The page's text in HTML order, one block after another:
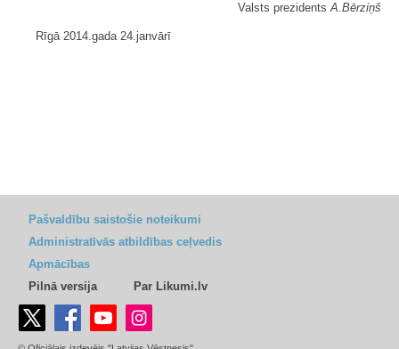
Valsts prezidentsA.Bērziņš
Rīgā 2014.gada 24.janvārī
Pašvaldību saistošie noteikumi
Administratīvās atbildības ceļvedis
Apmācības
Pilnā versija
Par Likumi.lv